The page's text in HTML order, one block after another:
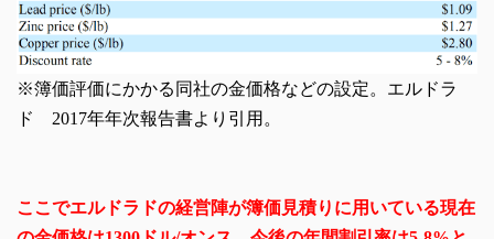
※簿価評価にかかる同社の金価格などの設定。エルドラ
ド 2017年年次報告書より引用。
ここでエルドラドの経営陣が簿価見積りに用いている現在